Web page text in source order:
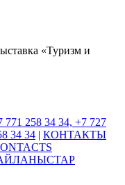
«Туризм и
771 258 34 34, +7 727
34 34 | КОНТАКТЫ